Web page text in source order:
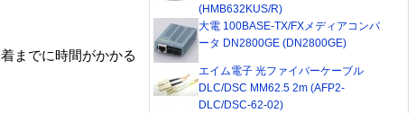
までに時間がかかる
(HMB632KUS/R)
大電 100BASE-TX/FXメディアコンバ
ータ DN2800GE (DN2800GE)
エイム電子 光ファイバーケーブル
DLC/DSC MM62.5 2m (AFP2-
DLC/DSC-62-02)